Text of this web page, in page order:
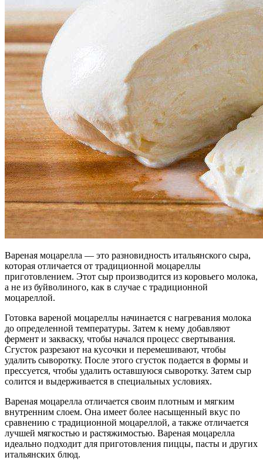
Вареная моцарелла — это разновидность итальянского сыра,
которая отличается от традиционной моцареллы
приготовлением. Этот сыр производится из коровьего молока,
а не из буйволиного, как в случае с традиционной
моцареллой.
Готовка вареной моцареллы начинается с нагревания молока
до определенной температуры. Затем к нему добавляют
фермент и закваску, чтобы начался процесс свертывания.
Сгусток разрезают на кусочки и перемешивают, чтобы
удалить сыворотку. После этого сгусток подается в формы и
прессуется, чтобы удалить оставшуюся сыворотку. Затем сыр
солится и выдерживается в специальных условиях.
Вареная моцарелла отличается своим плотным и мягким
внутренним слоем. Она имеет более насыщенный вкус по
сравнению с традиционной моцареллой, а также отличается
лучшей мягкостью и растяжимостью. Вареная моцарелла
идеально подходит для приготовления пиццы, пасты и других
итальянских блюд.